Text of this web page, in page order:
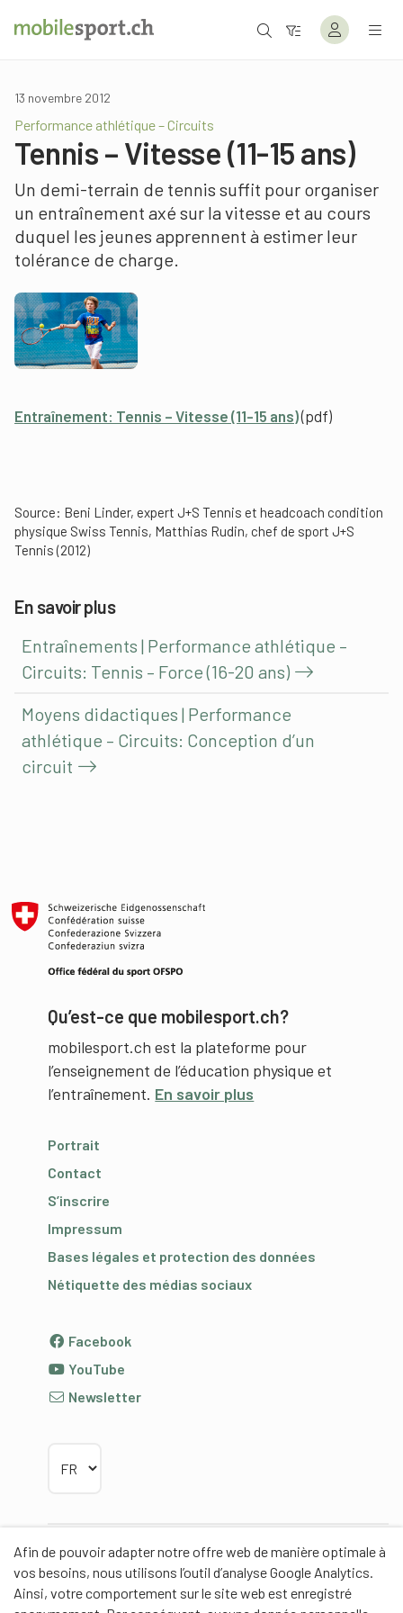
Afin de pouvoir adapter notre offre web de manière optimale à
vos besoins, nous utilisons l’outil d’analyse Google Analytics.
Ainsi, votre comportement sur le site web est enregistré
13 novembre 2012
Performance athlétique – Circuits
Tennis – Vitesse (11-15 ans)
Un demi-terrain de tennis suffit pour organiser
un entraînement axé sur la vitesse et au cours
duquel les jeunes apprennent à estimer leur
tolérance de charge.
Entraînement: Tennis – Vitesse (11-15 ans)(pdf)
Source: Beni Linder, expert J+S Tennis et headcoach condition
physique Swiss Tennis, Matthias Rudin, chef de sport J+S
Tennis (2012)
En savoir plus
Entraînements | Performance athlétique –
Circuits: Tennis – Force (16-20 ans)
Moyens didactiques | Performance
athlétique – Circuits: Conception d’un
circuit
Qu’est-ce que mobilesport.ch?
mobilesport.ch est la plateforme pour
l’enseignement de l’éducation physique et
l’entraînement. En savoir plus
Portrait
Contact
S’inscrire
Impressum
Bases légales et protection des données
Nétiquette des médias sociaux
Facebook
YouTube
Newsletter
Partenaires